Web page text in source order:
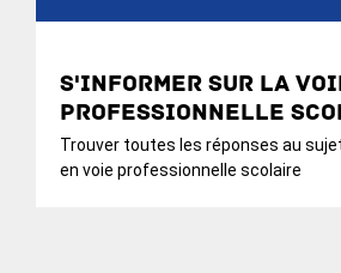
S'informer sur la
professionnelle
Trouver toutes les réponses au
en voie professionnelle scolaire